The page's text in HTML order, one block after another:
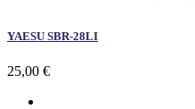
YAESU SBR-28LI
25,00 €